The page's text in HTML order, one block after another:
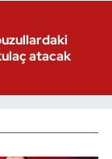
atacak